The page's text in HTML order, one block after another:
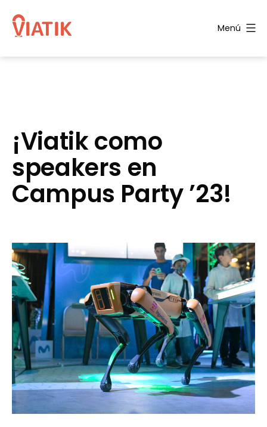
contenido
de
Menú
¡Viatik como
speakers en
Campus Party ’23!